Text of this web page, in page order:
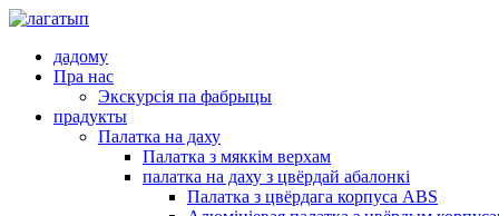
дадому
Пра нас
Экскурсія па фабрыцы
прадукты
Палатка на даху
Палатка з мяккім верхам
палатка на даху з цвёрдай абалонкі
Палатка з цвёрдага корпуса ABS